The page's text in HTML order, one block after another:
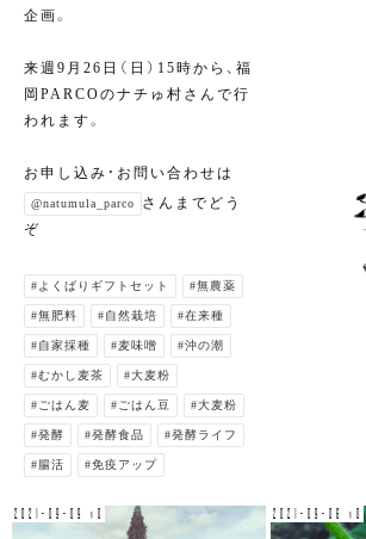
企画。
来週9月26日（日）15時から、福
岡PARCOのナチゅ村さんで行
われます。
お申し込み・お問い合わせは
@natumula_parco
さんまでどう
ぞ
#よくばりギフトセット #無農薬
#無肥料 #自然栽培 #在来種
#自家採種 #麦味噌 #沖の潮
#むかし麦茶 #大麦粉
#ごはん麦 #ごはん豆 #大麦粉
#発酵 #発酵食品 #発酵ライフ
#腸活 #免疫アップ
2021-09-09 v0 2021-09-06 v0